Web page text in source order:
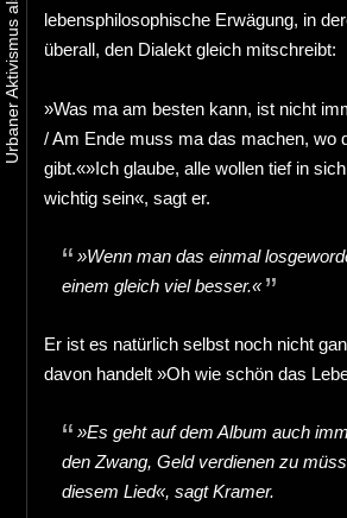
lebensphilosophische Erwägung, in
überall, den Dialekt gleich mitschreibt:
»Was ma am besten kann, ist nicht
/ Am Ende muss ma das machen, wo
gibt.«»Ich glaube, alle wollen tief in
wichtig sein«, sagt er.
»Wenn man das einmal
einem gleich viel besser.«
Er ist es natürlich selbst noch nicht
davon handelt »Oh wie schön das
»Es geht auf dem Album auch
den Zwang, Geld verdienen zu
diesem Lied«, sagt Kramer.